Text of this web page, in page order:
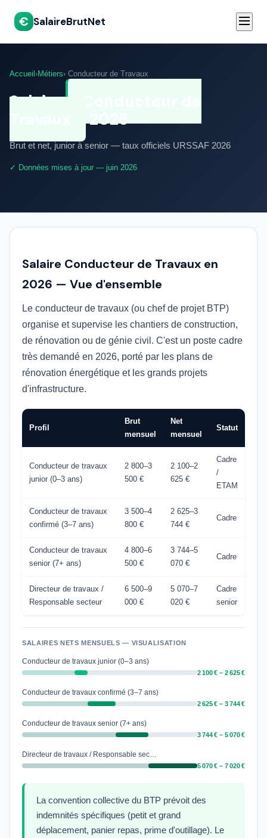
€ SalaireBrutNet
Accueil ›Métiers› Conducteur de Travaux
Salaire
2026
Brut et net, junior à senior — taux officiels URSSAF 2026
✓ Données mises à jour — juin 2026
Salaire Conducteur de Travaux en
2026 — Vue d'ensemble
Le conducteur de travaux (ou chef de projet BTP)
organise et supervise les chantiers de construction,
de rénovation ou de génie civil. C'est un poste cadre
très demandé en 2026, porté par les plans de
rénovation énergétique et les grands projets
d'infrastructure.
Profil
Brut
mensuel
Net
mensuel
Statut
Conducteur de travaux
junior (0–3 ans)
2 800–3
500 €
2 100–2
625 €
Cadre
/
ETAM
Conducteur de travaux
confirmé (3–7 ans)
3 500–4
800 €
2 625–3
744 €
Cadre
Conducteur de travaux
senior (7+ ans)
4 800–6
500 €
3 744–5
070 €
Cadre
Directeur de travaux /
Responsable secteur
6 500–9
000 €
5 070–7
020 €
Cadre
senior
SALAIRES NETS MENSUELS — VISUALISATION
Conducteur de travaux junior (0–3 ans)
2 100 € – 2 625 €
Conducteur de travaux confirmé (3–7 ans)
2 625 € – 3 744 €
Conducteur de travaux senior (7+ ans)
3 744 € – 5 070 €
Directeur de travaux / Responsable sec…
5 070 € – 7 020 €
La convention collective du BTP prévoit des
indemnités spécifiques (petit et grand
déplacement, panier repas, prime d'outillage). Le